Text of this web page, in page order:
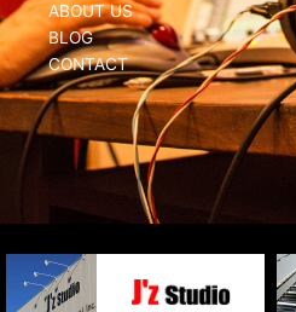
ABOUT US
BLOG
CONTACT